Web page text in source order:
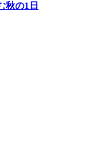
秋の1日